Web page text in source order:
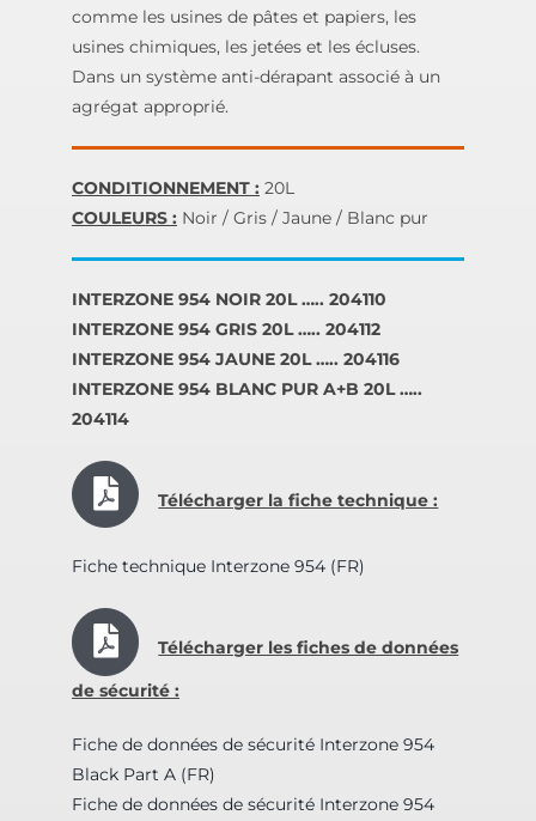
comme les usines de pâtes et papiers, les
usines chimiques, les jetées et les écluses.
Dans un système anti-dérapant associé à un
agrégat approprié.
CONDITIONNEMENT : 20L
COULEURS : Noir / Gris / Jaune / Blanc pur
INTERZONE 954 NOIR 20L ….. 204110
INTERZONE 954 GRIS 20L ….. 204112
INTERZONE 954 JAUNE 20L ….. 204116
INTERZONE 954 BLANC PUR A+B 20L …..
204114
Télécharger la fiche technique :
Fiche technique Interzone 954 (FR)
Télécharger les fiches de données
de sécurité :
Fiche de données de sécurité Interzone 954
Black Part A (FR)
Fiche de données de sécurité Interzone 954